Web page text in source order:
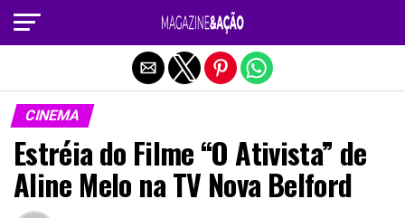
CINEMA
Estréia do Filme “O Ativista” de
Aline Melo na TV Nova Belford
Sair da versão mobile